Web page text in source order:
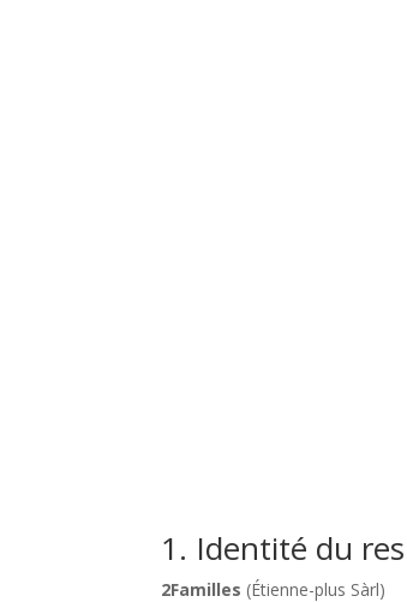
1. Identité du
2Familles (Étienne-plus Sàrl)